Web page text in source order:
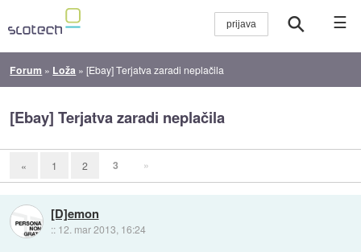
☰
Forum » Loža »[Ebay] Terjatva zaradi neplačila
[Ebay] Terjatva zaradi neplačila
« 1 2 3 »
[D]emon
:: 12. mar 2013, 16:24